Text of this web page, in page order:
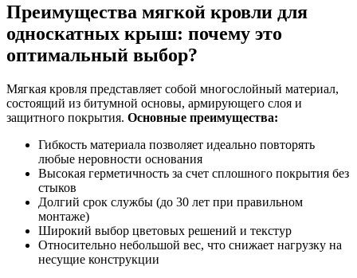
Преимущества мягкой кровли для
односкатных крыш: почему это
оптимальный выбор?
Мягкая кровля представляет собой многослойный материал,
состоящий из битумной основы, армирующего слоя и
защитного покрытия. Основные преимущества:
Гибкость материала позволяет идеально повторять
любые неровности основания
Высокая герметичность за счет сплошного покрытия без
стыков
Долгий срок службы (до 30 лет при правильном
монтаже)
Широкий выбор цветовых решений и текстур
Относительно небольшой вес, что снижает нагрузку на
несущие конструкции